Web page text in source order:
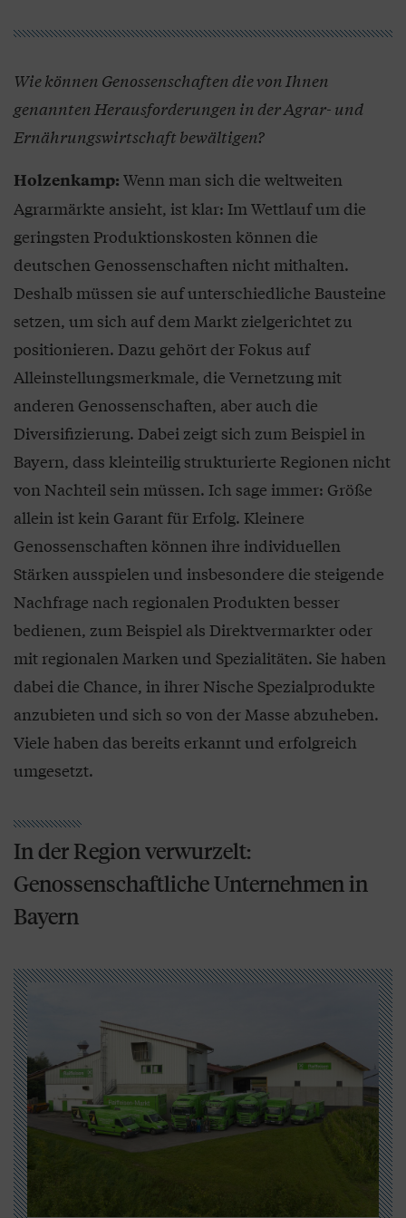
Wie können Genossenschaften die von Ihnen
genannten Herausforderungen in der Agrar- und
Ernährungswirtschaft bewältigen?
Holzenkamp: Wenn man sich die weltweiten
Agrarmärkte ansieht, ist klar: Im Wettlauf um die
geringsten Produktionskosten können die
deutschen Genossenschaften nicht mithalten.
Deshalb müssen sie auf unterschiedliche Bausteine
setzen, um sich auf dem Markt zielgerichtet zu
positionieren. Dazu gehört der Fokus auf
Alleinstellungsmerkmale, die Vernetzung mit
anderen Genossenschaften, aber auch die
Diversifizierung. Dabei zeigt sich zum Beispiel in
Bayern, dass kleinteilig strukturierte Regionen nicht
von Nachteil sein müssen. Ich sage immer: Größe
allein ist kein Garant für Erfolg. Kleinere
Genossenschaften können ihre individuellen
Stärken ausspielen und insbesondere die steigende
Nachfrage nach regionalen Produkten besser
bedienen, zum Beispiel als Direktvermarkter oder
mit regionalen Marken und Spezialitäten. Sie haben
dabei die Chance, in ihrer Nische Spezialprodukte
anzubieten und sich so von der Masse abzuheben.
Viele haben das bereits erkannt und erfolgreich
umgesetzt.
In der Region verwurzelt:
Genossenschaftliche Unternehmen in
Bayern